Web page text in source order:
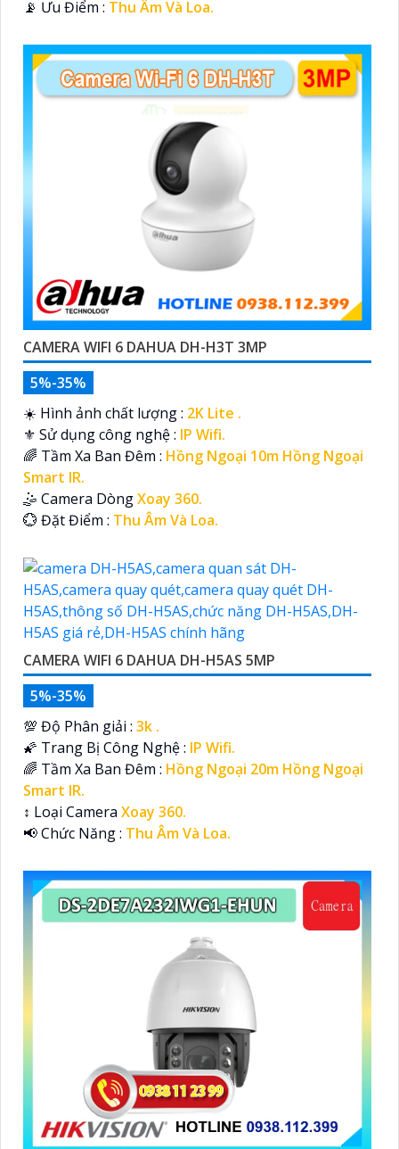
️📡 Ưu Điểm : Thu Âm Và Loa.
CAMERA WIFI 6 DAHUA DH-H3T 3MP
5%-35%
☀️ Hình ảnh chất lượng : 2K Lite .
⚜️ Sử dụng công nghệ : IP Wifi.
🌈 Tầm Xa Ban Đêm : Hồng Ngoại 10m Hồng Ngoại
Smart IR.
🤹 Camera DòngXoay 360.
️💮 Đặt Điểm : Thu Âm Và Loa.
CAMERA WIFI 6 DAHUA DH-H5AS 5MP
5%-35%
💯 Độ Phân giải : 3k .
🌠 Trang Bị Công Nghệ : IP Wifi.
🌈 Tầm Xa Ban Đêm : Hồng Ngoại 20m Hồng Ngoại
Smart IR.
↕️ Loại Camera Xoay 360.
️📢 Chức Năng : Thu Âm Và Loa.